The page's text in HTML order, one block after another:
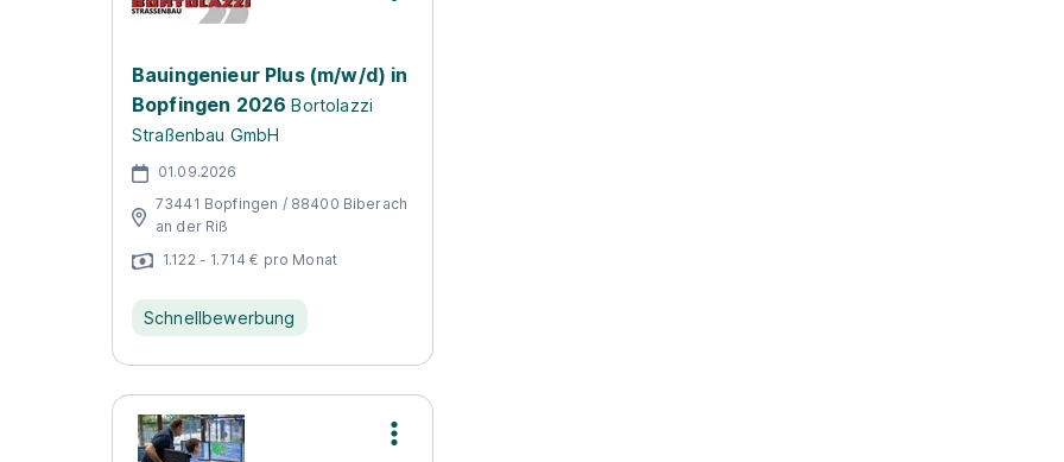
Bauingenieur Plus (m/w/d) in
Bopfingen 2026 Bortolazzi
Straßenbau GmbH
01.09.2026
73441 Bopfingen / 88400 Biberach
an der Riß
1.122 - 1.714 € pro Monat
Schnellbewerbung